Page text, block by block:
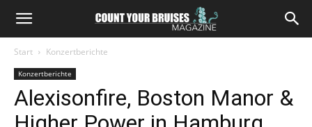
Start Konzertberichte
Konzertberichte
Alexisonfire, Boston Manor &